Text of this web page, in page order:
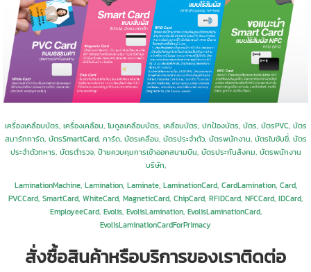
เครื่องเคลือบบัตร, เครื่องเคลือบ, โมดูลเคลือบบัตร, เคลือบบัตร, ปกป้องบัตร, บัตร, บัตรPVC, บัตร
สมาร์ทการ์ด, บัตรSmartCard, การ์ด, บัตรเคลือบ, บัตรประจำตัว, บัตรพนักงาน, บัตรใบขับขี่, บัตร
ประจำตัวทหาร, บัตรตำรวจ, ป้ายควบคุมการเข้าออกสนามบิน, บัตรประกันสังคม, บัตรพนักงาน
บริษัท,
LaminationMachine, Lamination, Laminate, LaminationCard, CardLamination, Card,
PVCCard, SmartCard, WhiteCard, MagneticCard, ChipCard, RFIDCard, NFCCard, IDCard,
EmployeeCard, Evolis, EvolisLamination, EvolisLaminationCard,
EvolisLaminationCardForPrimacy
สั่งซื้อสินค้าหรือบริการของเราติดต่อ